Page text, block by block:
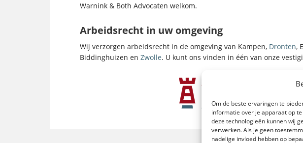
Om de beste ervaringen te
informatie over je apparaat op
deze technologieën kunnen wij
verwerken. Als je geen
nadelige invloed hebben op
Warnink & Both Advocaten welkom.
Arbeidsrecht in uw omgeving
Wij verzorgen arbeidsrecht in de omgeving van Kampen, Dronten,
Biddinghuizen en Zwolle. U kunt ons vinden in één van onze